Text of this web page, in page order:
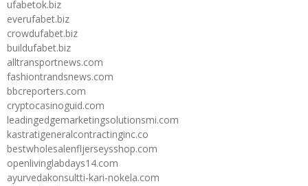
ufabetok.biz
everufabet.biz
crowdufabet.biz
buildufabet.biz
alltransportnews.com
fashiontrandsnews.com
bbcreporters.com
cryptocasinoguid.com
leadingedgemarketingsolutionsmi.com
kastratigeneralcontractinginc.co
bestwholesalenfljerseysshop.com
openlivinglabdays14.com
ayurvedakonsultti-kari-nokela.com